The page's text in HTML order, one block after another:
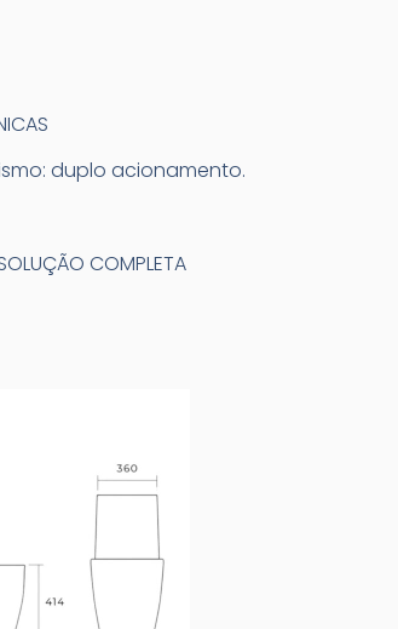
duplo acionamento.
COMPLETA